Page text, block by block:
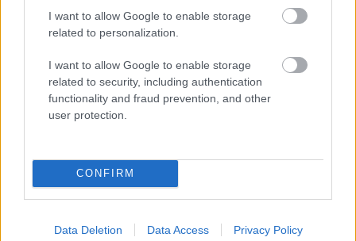
I want to allow Google to enable storage
related to personalization.
I want to allow Google to enable storage
related to security, including authentication
functionality and fraud prevention, and other
user protection.
CONFIRM
Data Deletion Data Access Privacy Policy